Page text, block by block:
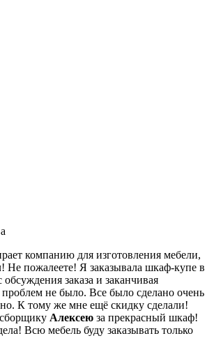
компанию для изготовления мебели,
Не пожалеете! Я заказывала шкаф-купе в
заказа и заканчивая
не было. Все было сделано очень
К тому же мне ещё скидку сделали!
Алексею за прекрасный шкаф!
Всю мебель буду заказывать только